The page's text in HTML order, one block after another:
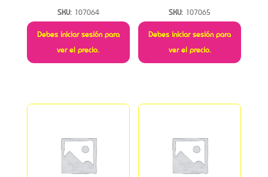
SKU: 107064
Debes iniciar sesión para
ver el precio.
SKU: 107065
Debes iniciar sesión para
ver el precio.